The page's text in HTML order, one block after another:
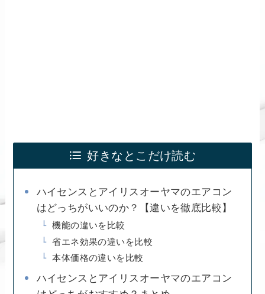
好きなとこだけ読む
ハイセンスとアイリスオーヤマのエアコン
はどっちがいいのか？【違いを徹底比較】
機能の違いを比較
省エネ効果の違いを比較
本体価格の違いを比較
ハイセンスとアイリスオーヤマのエアコン